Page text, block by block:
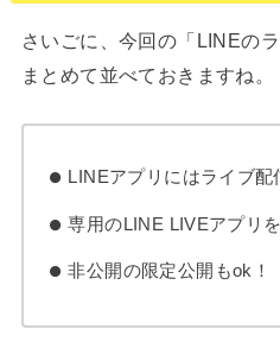
さいごに、今回の「LINEの
まとめて並べておきますね。
LINEアプリにはライブ配
専用のLINE LIVEアプリ
非公開の限定公開もok！